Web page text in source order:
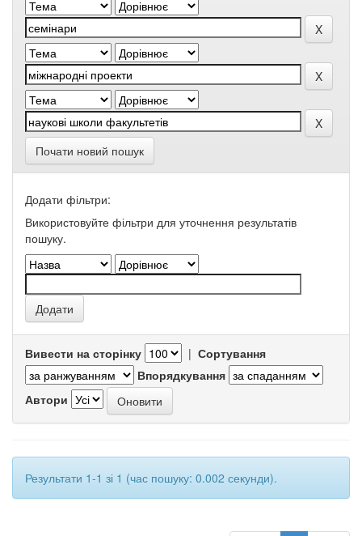
Почати новий пошук
Додати фільтри:
Використовуйте фільтри для уточнення результатів
пошуку.
Вивести на сторінку | Сортування
Впорядкування
Автори
Результати 1-1 зі 1 (час пошуку: 0.002 секунди).